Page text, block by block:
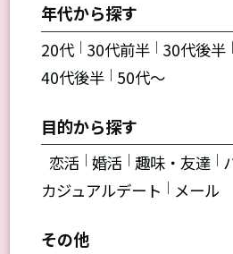
年代から探す
20代 ｜ 30代前半 ｜ 30代後半
40代後半 ｜ 50代～
目的から探す
恋活 ｜婚活 ｜趣味・友達 ｜
カジュアルデート ｜ メール
その他